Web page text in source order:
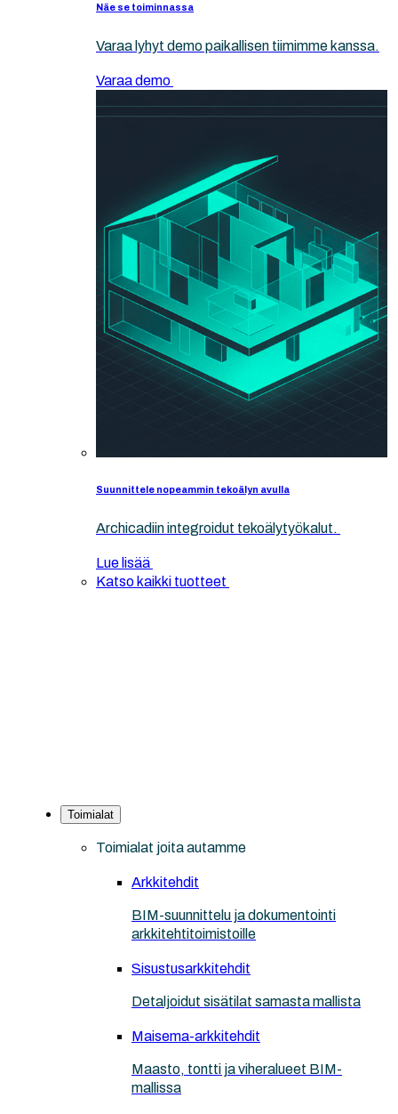
Näe se toiminnassa
Varaa lyhyt demo paikallisen tiimimme kanssa.
Varaa demo
Suunnittele nopeammin tekoälyn avulla
Archicadiin integroidut tekoälytyökalut.
Lue lisää
Katso kaikki tuotteet
Toimialat
Toimialat joita autamme
Arkkitehdit
BIM-suunnittelu ja dokumentointi
arkkitehtitoimistoille
Sisustusarkkitehdit
Detaljoidut sisätilat samasta mallista
Maisema-arkkitehdit
Maasto, tontti ja viheralueet BIM-
mallissa